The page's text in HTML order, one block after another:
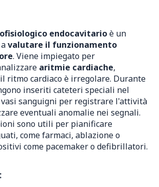
endocavitarioè un
valutare il funzionamento
. Viene impiegato per
aritmie cardiache,
ritmo cardiaco è irregolare. Durante
inseriti cateteri speciali nel
sanguigni per registrare l'attività
eventuali anomalie nei segnali.
sono utili per pianificare
come farmaci, ablazione o
come pacemaker o defibrillatori.